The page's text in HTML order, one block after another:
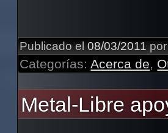
Publicado el 08/03/2011 por
Categorías:Acerca de,
Metal-Libre